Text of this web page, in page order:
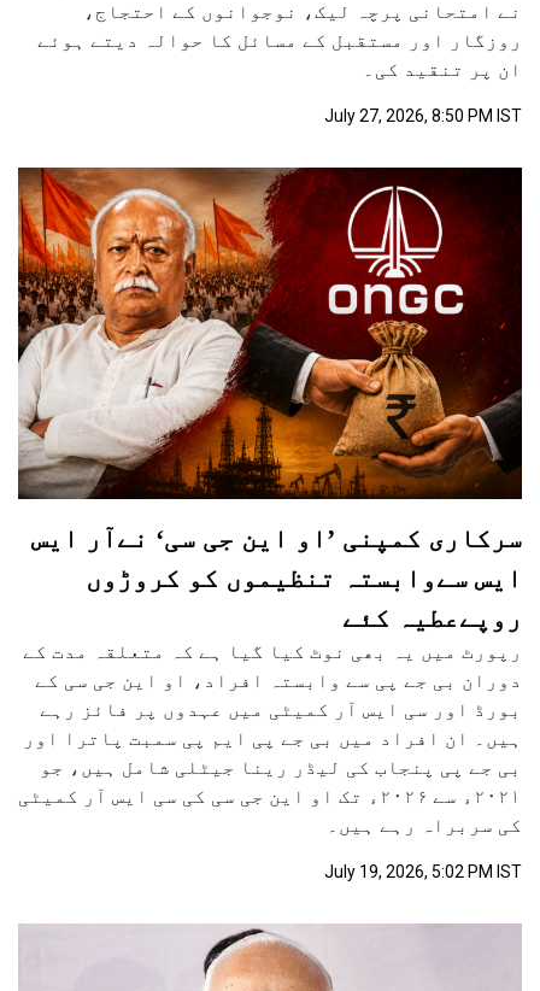
نے امتحانی پرچہ لیک، نوجوانوں کے احتجاج،
روزگار اور مستقبل کے مسائل کا حوالہ دیتے ہوئے
ان پر تنقید کی۔
July 27, 2026, 8:50 PM IST
سرکاری کمپنی ’او این جی سی‘ نےآر ایس
ایس سےوابستہ تنظیموں کو کروڑوں
روپےعطیہ کئے
رپورٹ میں یہ بھی نوٹ کیا گیا ہے کہ متعلقہ مدت کے
دوران بی جے پی سے وابستہ افراد، او این جی سی کے
بورڈ اور سی ایس آر کمیٹی میں عہدوں پر فائز رہے
ہیں۔ ان افراد میں بی جے پی ایم پی سمبت پاترا اور
بی جے پی پنجاب کی لیڈر رینا جیٹلی شامل ہیں، جو
۲۰۲۱ء سے ۲۰۲۶ء تک او این جی سی کی سی ایس آر کمیٹی
کی سربراہ رہے ہیں۔
July 19, 2026, 5:02 PM IST